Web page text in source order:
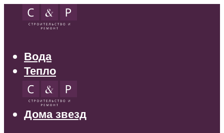
Вода
Тепло
Электрика
Свет
Дома звезд